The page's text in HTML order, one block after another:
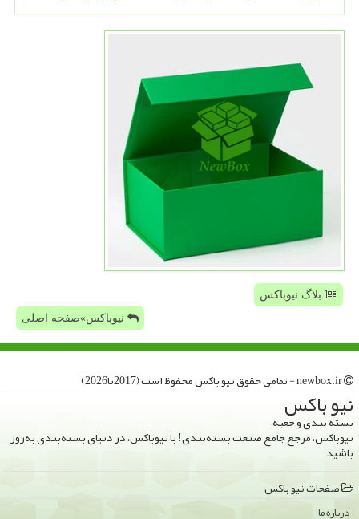
بلاگ نیوباکس
نیوباکس»صفحه اصلی
نیو باكس
بسته بندی و جعبه
نیوباکس، مرجع جامع صنعت بسته‌بندی! با نیوباکس، در دنیای بسته‌بندی به‌روز
باشید
صفحات نیو باكس
درباره ما